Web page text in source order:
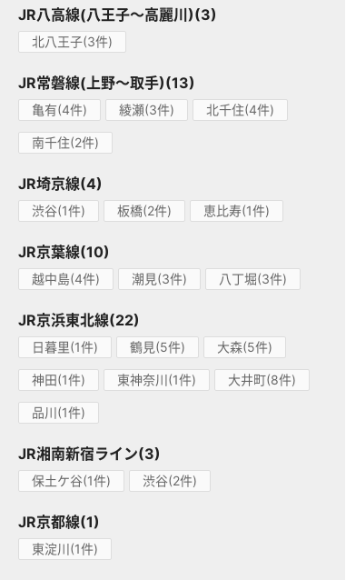
JR八高線(八王子～高麗川)(3)
北八王子(3件)
JR常磐線(上野～取手)(13)
亀有(4件) 綾瀬(3件) 北千住(4件)
南千住(2件)
JR埼京線(4)
渋谷(1件) 板橋(2件) 恵比寿(1件)
JR京葉線(10)
越中島(4件) 潮見(3件) 八丁堀(3件)
JR京浜東北線(22)
日暮里(1件) 鶴見(5件) 大森(5件)
神田(1件) 東神奈川(1件) 大井町(8件)
品川(1件)
JR湘南新宿ライン(3)
保土ケ谷(1件) 渋谷(2件)
JR京都線(1)
東淀川(1件)